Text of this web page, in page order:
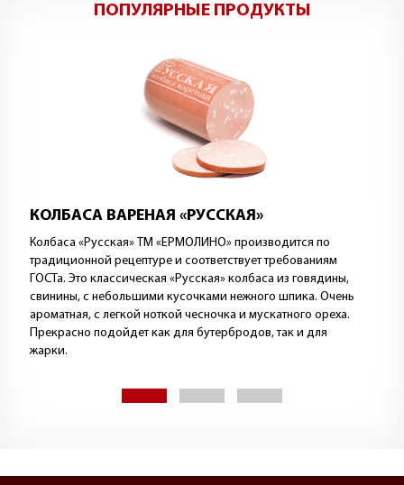
ПОПУЛЯРНЫЕ ПРОДУКТЫ
ПЕЛЬМЕНИ «ЕРМОЛИНСКИЕ» С ГОВЯДИНОЙ
«Ермолинские» — наши фирменные пельмени:
специальной лепки, специальной формы. Их тесто —
особенного, желтоватого оттенка, плотное и вкусное. А в
составе начинки — говядина, свинина и мясо птицы.
Пельмени прекрасно сочетаются со сметаной и соусами
ТМ «ЕРМОЛИНО».